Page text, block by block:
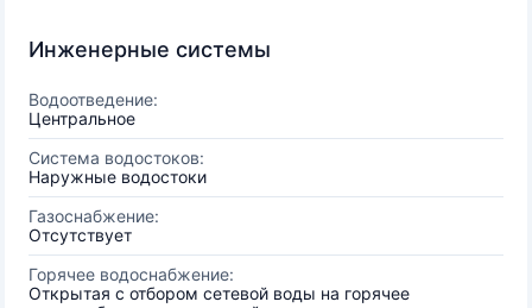
Инженерные системы
Водоотведение:
Центральное
Система водостоков:
Наружные водостоки
Газоснабжение:
Отсутствует
Горячее водоснабжение:
Открытая с отбором сетевой воды на горячее